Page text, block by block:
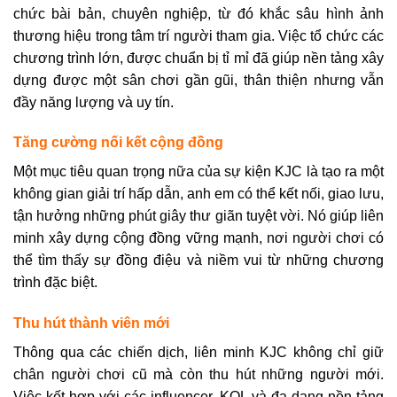
chức bài bản, chuyên nghiệp, từ đó khắc sâu hình ảnh
thương hiệu trong tâm trí người tham gia. Việc tổ chức các
chương trình lớn, được chuẩn bị tỉ mỉ đã giúp nền tảng xây
dựng được một sân chơi gần gũi, thân thiện nhưng vẫn
đầy năng lượng và uy tín.
Tăng cường nối kết cộng đồng
Một mục tiêu quan trọng nữa của sự kiện KJC là tạo ra một
không gian giải trí hấp dẫn, anh em có thể kết nối, giao lưu,
tận hưởng những phút giây thư giãn tuyệt vời. Nó giúp liên
minh xây dựng cộng đồng vững mạnh, nơi người chơi có
thể tìm thấy sự đồng điệu và niềm vui từ những chương
trình đặc biệt.
Thu hút thành viên mới
Thông qua các chiến dịch, liên minh KJC không chỉ giữ
chân người chơi cũ mà còn thu hút những người mới.